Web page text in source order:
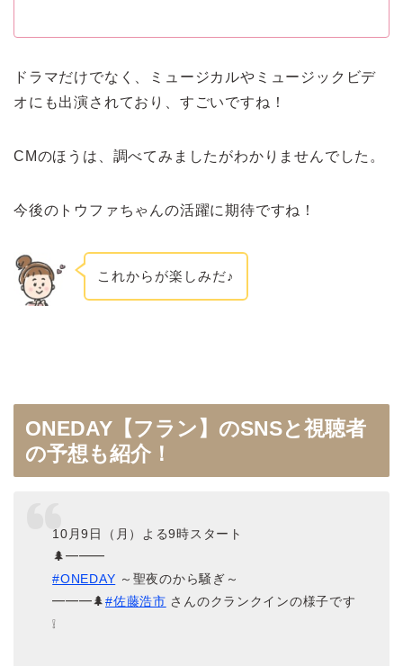
ドラマだけでなく、ミュージカルやミュージックビデ
オにも出演されており、すごいですね！
CMのほうは、調べてみましたがわかりませんでした。
今後のトウファちゃんの活躍に期待ですね！
これからが楽しみだ♪
ONEDAY【フラン】のSNSと視聴者
の予想も紹介！
10月9日（月）よる9時スタート
🌲━━━
#ONEDAY ～聖夜のから騒ぎ～
━━━🌲#佐藤浩市 さんのクランクインの様子です
❕